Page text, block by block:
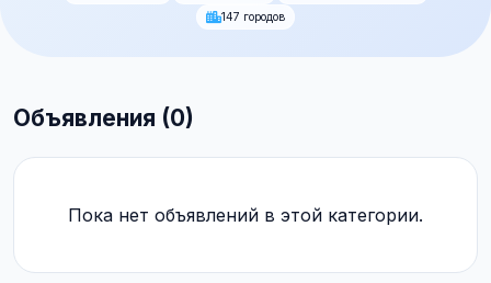
147 городов
Объявления (0)
Пока нет объявлений в этой категории.